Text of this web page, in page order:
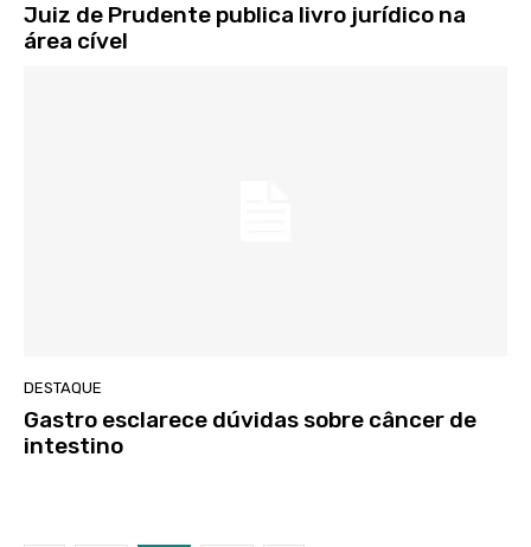
Juiz de Prudente publica livro jurídico na
área cível
DESTAQUE
Gastro esclarece dúvidas sobre câncer de
intestino